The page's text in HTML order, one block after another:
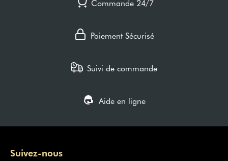
Commande 24/7
Paiement Sécurisé
Suivi de commande
Aide en ligne
Suivez-nous